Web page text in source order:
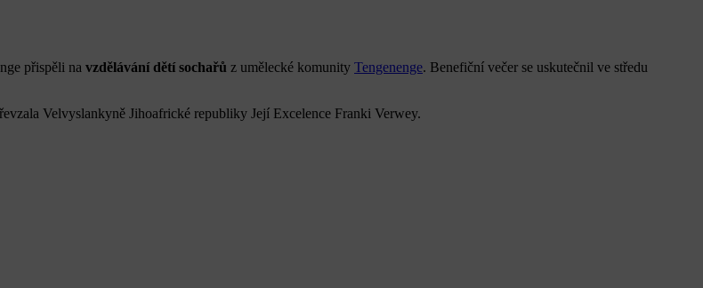
přispěli na vzdělávání dětí sochařů z umělecké komunity Tengenenge. Benefiční večer se uskutečnil ve středu
Velvyslankyně Jihoafrické republiky Její Excelence Franki Verwey.